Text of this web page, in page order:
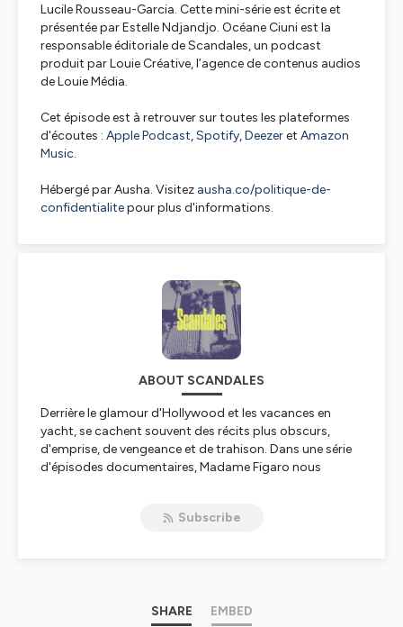
Lucile Rousseau-Garcia. Cette mini-série est écrite et
présentée par Estelle Ndjandjo. Océane Ciuni est la
responsable éditoriale deScandales, un podcast
produit par Louie Créative, l’agence de contenus audios
de Louie Média.
Cet épisode est à retrouver sur toutes les plateformes
d'écoutes : Apple Podcast,Spotify,Deezeret Amazon
Music.
Hébergé par Ausha. Visitez ausha.co/politique-de-
confidentialitepour plus d'informations.
ABOUT SCANDALES
Derrière le glamour d'Hollywood et les vacances en
yacht, se cachent souvent des récits plus obscurs,
d'emprise, de vengeance et de trahison. Dans une série
d'épisodes documentaires,Madame Figaro nous
histoires palpitantes et, à travers elles, s’interroge : que
Subscribe
SHARE EMBED